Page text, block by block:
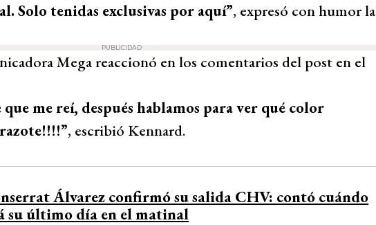
Solo tenidas exclusivas por aquí”, expresó con humor la
PUBLICIDAD
Mega reaccionó en los comentarios del post en el
que me reí, después hablamos para ver qué color
, escribió Kennard.
Álvarez confirmó su salida CHV: contó cuándo
su último día en el matinal